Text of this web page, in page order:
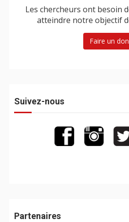
Les chercheurs ont besoin
atteindre notre objectif
Faire un don
Suivez-nous
Partenaires